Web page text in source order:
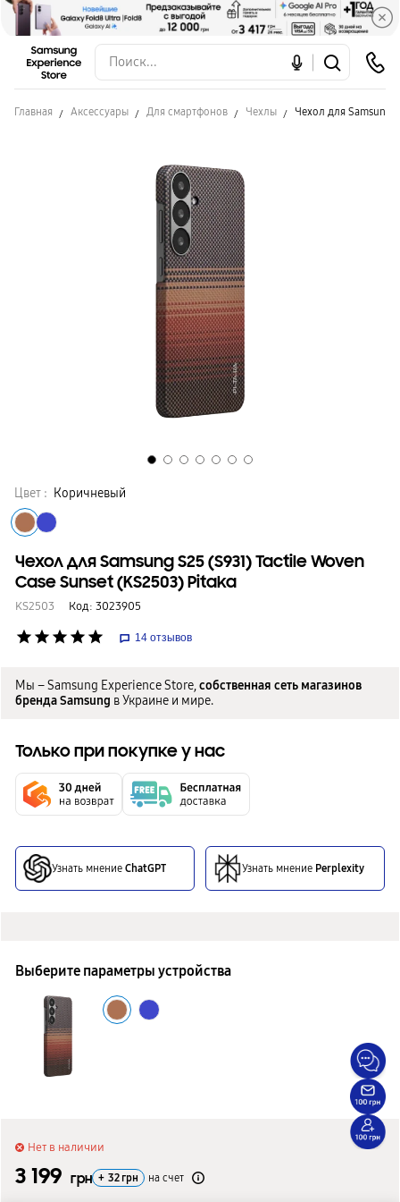
Главная Аксессуары Для смартфонов Чехлы Чехол для Samsung
Цвет : Коричневый
Чехол для Samsung S25 (S931) Tactile Woven
Case Sunset (KS2503) Pitaka
KS2503 Код: 3023905
star star star star star 14 отзывов
Мы – Samsung Experience Store,собственная сеть магазинов
бренда Samsung в Украине и мире.
Только при покупке у нас
Узнать мнение ChatGPT Узнать мнение Perplexity
Выберите параметры устройства
Нет в наличии
3 199 грн + 32 грн на счет